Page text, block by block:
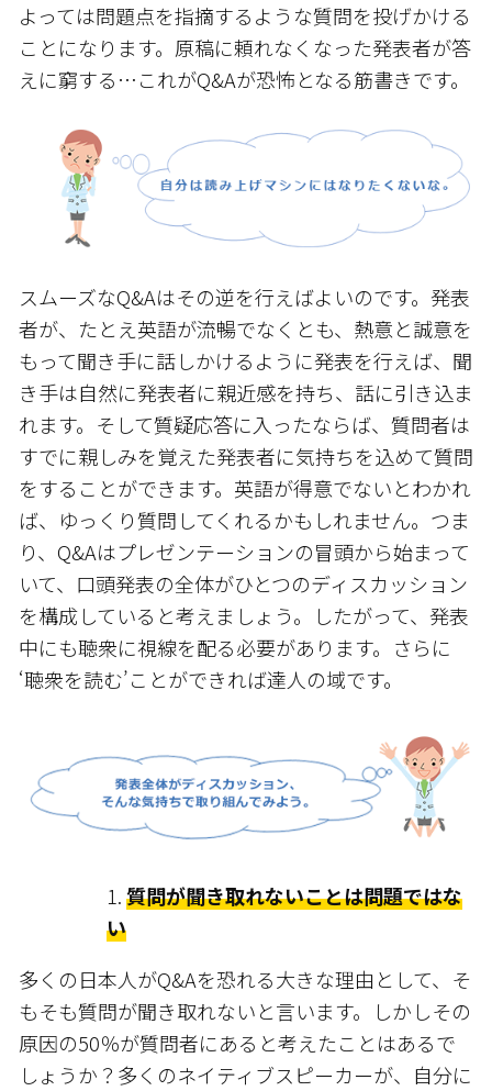
よっては問題点を指摘するような質問を投げかける
ことになります。原稿に頼れなくなった発表者が答
えに窮する…これがQ&Aが恐怖となる筋書きです。
スムーズなQ&Aはその逆を行えばよいのです。発表
者が、たとえ英語が流暢でなくとも、熱意と誠意を
もって聞き手に話しかけるように発表を行えば、聞
き手は自然に発表者に親近感を持ち、話に引き込ま
れます。そして質疑応答に入ったならば、質問者は
すでに親しみを覚えた発表者に気持ちを込めて質問
をすることができます。英語が得意でないとわかれ
ば、ゆっくり質問してくれるかもしれません。つま
り、Q&Aはプレゼンテーションの冒頭から始まって
いて、口頭発表の全体がひとつのディスカッション
を構成していると考えましょう。したがって、発表
中にも聴衆に視線を配る必要があります。さらに
‘聴衆を読む’ことができれば達人の域です。
質問が聞き取れないことは問題ではな
い
多くの日本人がQ&Aを恐れる大きな理由として、そ
もそも質問が聞き取れないと言います。しかしその
原因の50％が質問者にあると考えたことはあるで
しょうか？多くのネイティブスピーカーが、自分に